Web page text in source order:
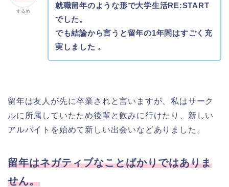
するめ
就職留年のような形で大学生活RE:START
でした。
でも結論から言うと留年の1年間はすごく充
実しました 。
留年は友人が先に卒業されと言いますが、私はサーク
ルに所属していたため後輩と飲みに行けたり、新しい
アルバイトを始めて新しい出会いなどありました。
留年はネガティブなことばかりではありま
せん。